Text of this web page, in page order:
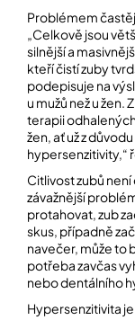
Problémem
„Celkově jsou
silnější a
kteří čistí zuby
podepisuje na
u mužů než u žen.
terapii
žen, ať už z
hypersenzitivity,“
Citlivost zubů
závažnější
protahovat, zub
skus, případně
navečer, může to
potřeba zavčas
nebo dentálního
Hypersenzitivita